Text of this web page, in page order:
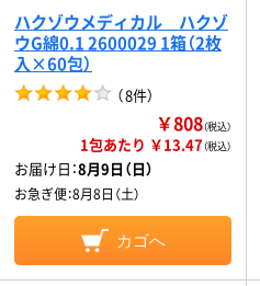
ハクゾウメディカル ハクゾ
ウG綿0.1 2600029 1箱（2枚
入×60包）
（8件）
￥808（税込）
1包あたり ￥13.47（税込）
お届け日：8月9日（日）
お急ぎ便：8月8日（土）
カゴへ